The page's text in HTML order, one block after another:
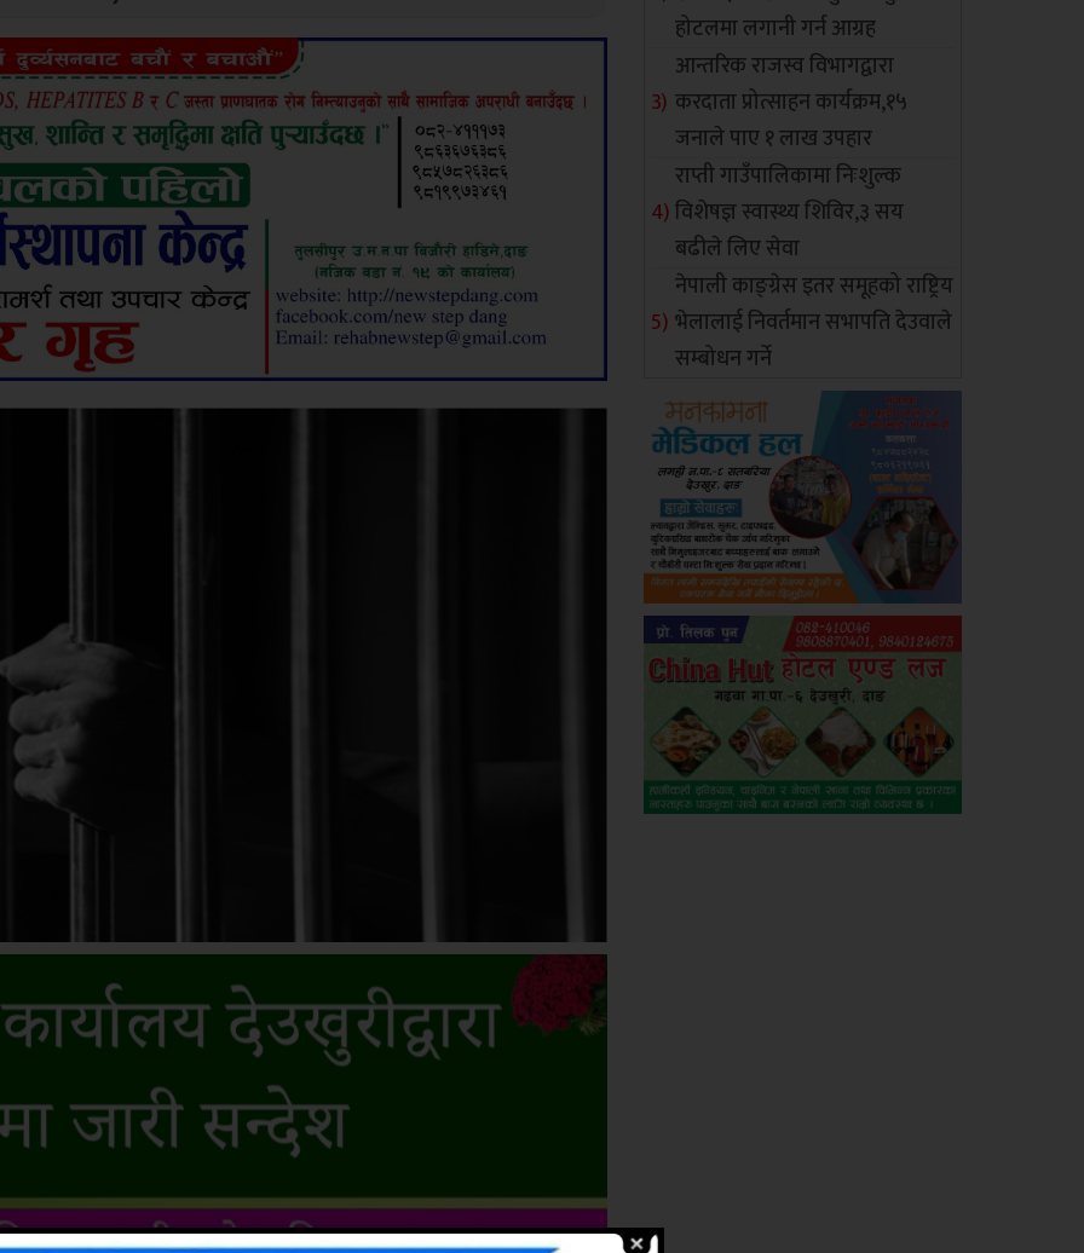
होटलमा लगानी गर्न आग्रह
आन्तरिक राजस्व विभागद्वारा
करदाता प्रोत्साहन कार्यक्रम,१५
जनाले पाए १ लाख उपहार
राप्ती गाउँपालिकामा निःशुल्क
विशेषज्ञ स्वास्थ्य शिविर,३ सय
बढीले लिए सेवा
नेपाली काङ्ग्रेस इतर समूहको राष्ट्रिय
भेलालाई निवर्तमान सभापति देउवाले
सम्बोधन गर्ने